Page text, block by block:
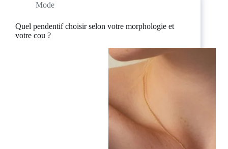
Mode
Quel pendentif choisir selon votre morphologie et
votre cou ?